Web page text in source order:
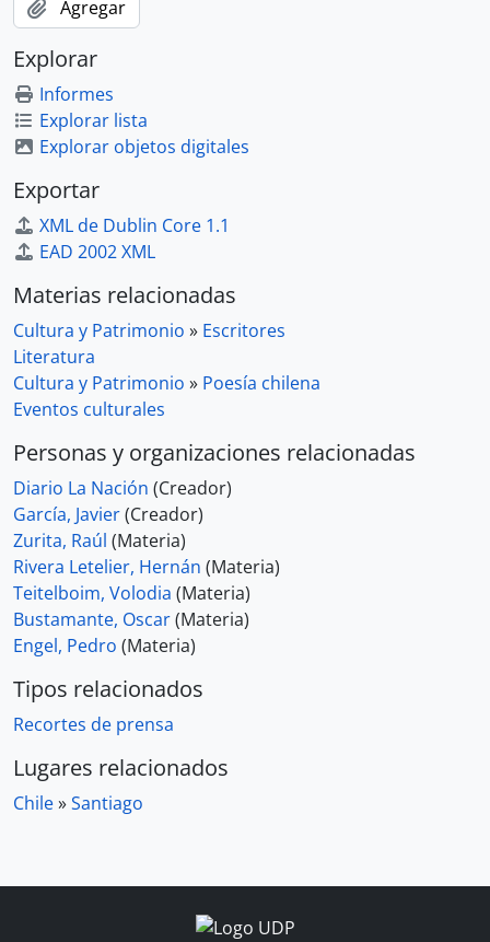
Agregar
Explorar
Informes
Explorar lista
Explorar objetos digitales
Exportar
XML de Dublin Core 1.1
EAD 2002 XML
Materias relacionadas
Cultura y Patrimonio » Escritores
Literatura
Cultura y Patrimonio » Poesía chilena
Eventos culturales
Personas y organizaciones relacionadas
Diario La Nación (Creador)
García, Javier(Creador)
Zurita, Raúl (Materia)
Rivera Letelier, Hernán (Materia)
Teitelboim, Volodia (Materia)
Bustamante, Oscar(Materia)
Engel, Pedro (Materia)
Tipos relacionados
Recortes de prensa
Lugares relacionados
Chile»Santiago